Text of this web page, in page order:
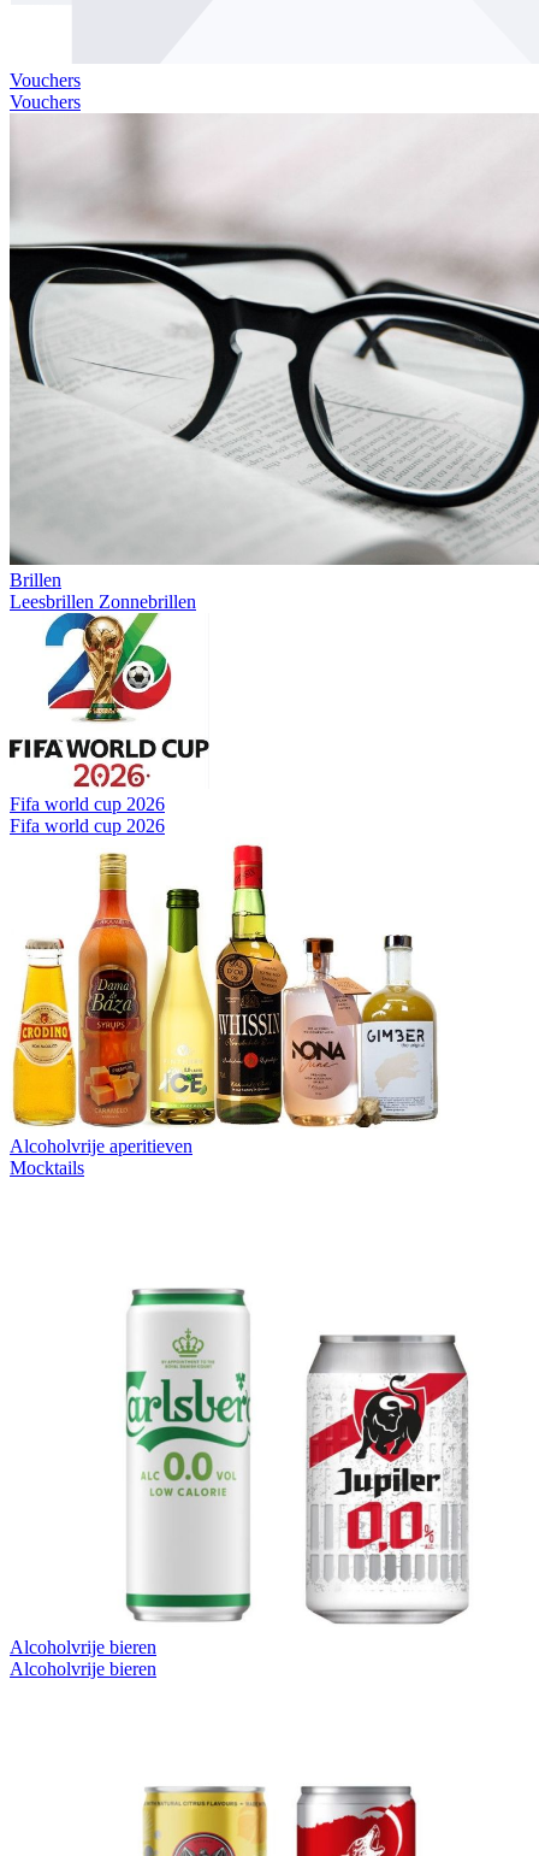
Vouchers
Vouchers
Brillen
Leesbrillen Zonnebrillen
Fifa world cup 2026
Fifa world cup 2026
Alcoholvrije aperitieven
Mocktails
Alcoholvrije bieren
Alcoholvrije bieren